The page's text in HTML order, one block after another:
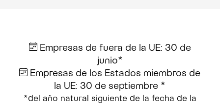
Empresas de fuera de la UE: 30 de
junio*
Empresas de los Estados miembros de
la UE: 30 de septiembre *
*del año natural siguiente de la fecha de la